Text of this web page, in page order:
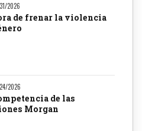
2026
de frenar la violencia
2026
de las
Morgan